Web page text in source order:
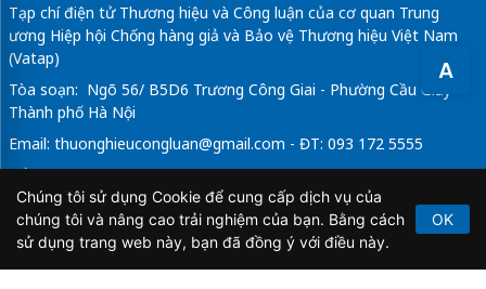
A
Tạp chí điện tử Thương hiệu và Công luận của cơ quan Trung
ương Hiệp hội Chống hàng giả và Bảo vệ Thương hiệu Việt Nam
(Vatap)
Tòa soạn: Ngõ 56/ B5D6 Trương Công Giai - Phường Cầu Giấy -
Thành phố Hà Nội
Email: thuonghieucongluan@gmail.com - ĐT: 093 172 5555
Tổng Biên Tập: Vũ Đức Thuận
Giấy phép hoạt động báo chí điện tử số 64/GP-BTTTT do Bộ
Thông tin và Truyền thông cấp ngày 21/2/2020.
Chúng tôi sử dụng Cookie để cung cấp dịch vụ của
chúng tôi và nâng cao trải nghiệm của bạn. Bằng cách
sử dụng trang web này, bạn đã đồng ý với điều này.
OK